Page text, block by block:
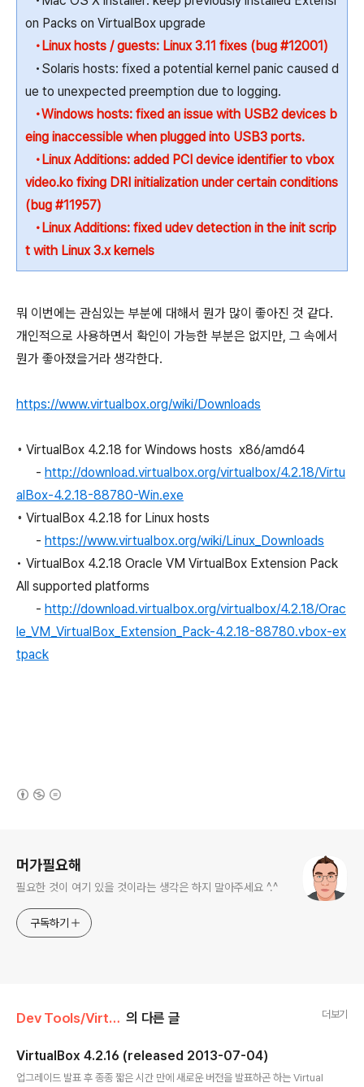
on Packs on VirtualBox upgrade
•Linux hosts / guests: Linux 3.11 fixes (bug #12001)
•Solaris hosts: fixed a potential kernel panic caused d
ue to unexpected preemption due to logging.
•Windows hosts: fixed an issue with USB2 devices b
eing inaccessible when plugged into USB3 ports.
•Linux Additions: added PCI device identifier to vbox
video.ko fixing DRI initialization under certain conditions
(bug #11957)
•Linux Additions: fixed udev detection in the init scrip
t with Linux 3.x kernels
뭐 이번에는 관심있는 부분에 대해서 뭔가 많이 좋아진 것 같다.
개인적으로 사용하면서 확인이 가능한 부분은 없지만, 그 속에서
뭔가 좋아졌을거라 생각한다.
https://www.virtualbox.org/wiki/Downloads
◦ VirtualBox 4.2.18 for Windows hosts x86/amd64
- http://download.virtualbox.org/virtualbox/4.2.18/Virtu
alBox-4.2.18-88780-Win.exe
◦ VirtualBox 4.2.18 for Linux hosts
- https://www.virtualbox.org/wiki/Linux_Downloads
• VirtualBox 4.2.18 Oracle VM VirtualBox Extension Pack
All supported platforms
- http://download.virtualbox.org/virtualbox/4.2.18/Orac
le_VM_VirtualBox_Extension_Pack-4.2.18-88780.vbox-ex
tpack
머가필요해
필요한 것이 여기 있을 것이라는 생각은 하지 말아주세요 ^.^
구독하기
Dev Tools/VirtualBox&VMware 의 다른 글 더보기
VirtualBox 4.2.16 (released 2013-07-04)
업그레이드 발표 후 종종 짧은 시간 만에 새로운 버전을 발표하곤 하는 Virtual